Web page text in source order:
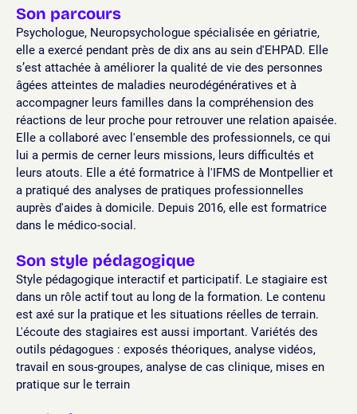
Son parcours
Psychologue, Neuropsychologue spécialisée en gériatrie,
elle a exercé pendant près de dix ans au sein d'EHPAD. Elle
s’est attachée à améliorer la qualité de vie des personnes
âgées atteintes de maladies neurodégénératives et à
accompagner leurs familles dans la compréhension des
réactions de leur proche pour retrouver une relation apaisée.
Elle a collaboré avec l'ensemble des professionnels, ce qui
lui a permis de cerner leurs missions, leurs difficultés et
leurs atouts. Elle a été formatrice à l'IFMS de Montpellier et
a pratiqué des analyses de pratiques professionnelles
auprès d'aides à domicile. Depuis 2016, elle est formatrice
dans le médico-social.
Son style pédagogique
Style pédagogique interactif et participatif. Le stagiaire est
dans un rôle actif tout au long de la formation. Le contenu
est axé sur la pratique et les situations réelles de terrain.
L'écoute des stagiaires est aussi important. Variétés des
outils pédagogues : exposés théoriques, analyse vidéos,
travail en sous-groupes, analyse de cas clinique, mises en
pratique sur le terrain